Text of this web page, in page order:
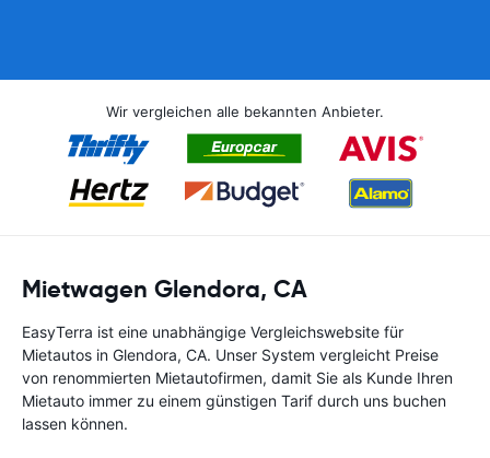
Wir vergleichen alle bekannten Anbieter.
Mietwagen Glendora, CA
EasyTerra ist eine unabhängige Vergleichswebsite für
Mietautos in Glendora, CA. Unser System vergleicht Preise
von renommierten Mietautofirmen, damit Sie als Kunde Ihren
Mietauto immer zu einem günstigen Tarif durch uns buchen
lassen können.